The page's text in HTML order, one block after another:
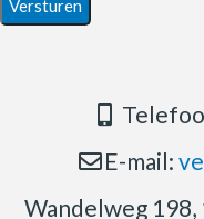
E-mail:
Wandelweg